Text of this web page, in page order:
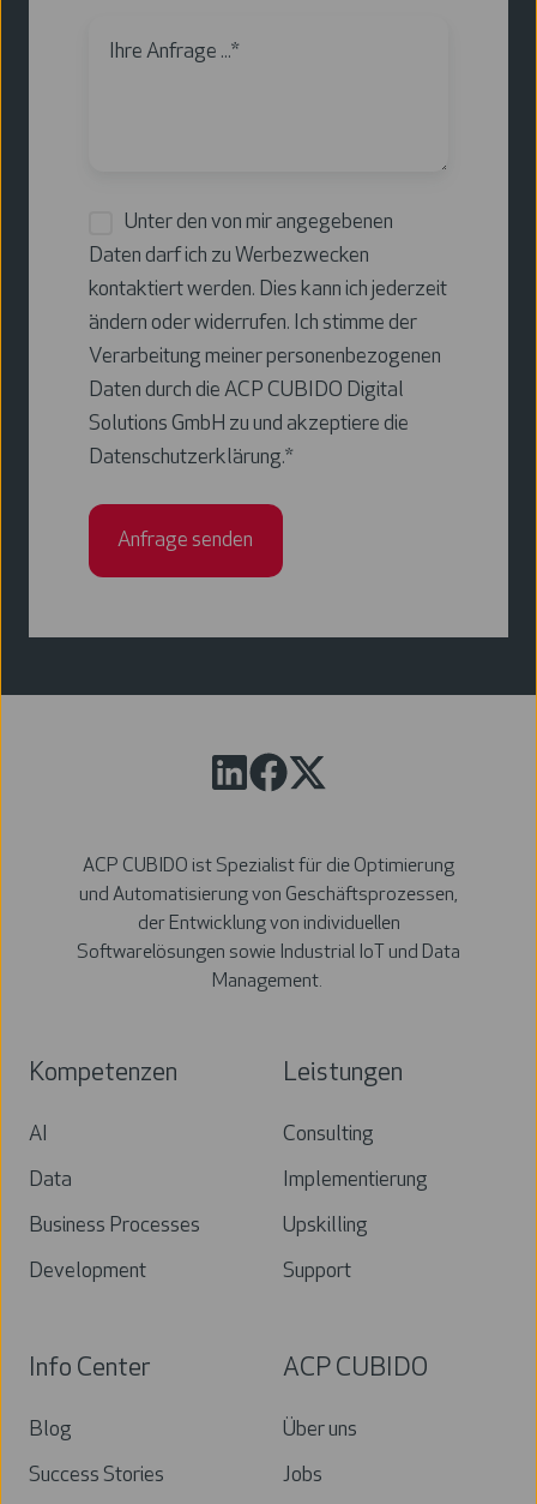
Unter den von mir angegebenen
Daten darf ich zu Werbezwecken
kontaktiert werden. Dies kann ich jederzeit
ändern oder widerrufen. Ich stimme der
Verarbeitung meiner personenbezogenen
Daten durch die ACP CUBIDO Digital
Solutions GmbH zu und akzeptiere die
Datenschutzerklärung.*
ACP CUBIDO ist Spezialist für die Optimierung
und Automatisierung von Geschäftsprozessen,
der Entwicklung von individuellen
Softwarelösungen sowie Industrial IoT und Data
Management.
Kompetenzen
AI
Data
Business Processes
Development
Leistungen
Consulting
Implementierung
Upskilling
Support
Info Center
Blog
Success Stories
ACP CUBIDO
Über uns
Jobs